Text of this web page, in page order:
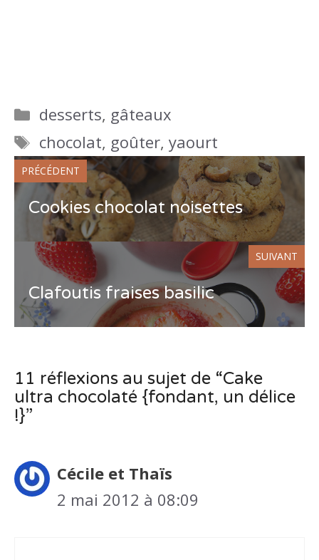
Catégories
desserts, gâteaux
Étiquettes
chocolat, goûter,yaourt
PRÉCÉDENT
Cookies chocolat noisettes
SUIVANT
Clafoutis fraises basilic
11 réflexions au sujet de “Cake
ultra chocolaté {fondant, un délice
!}”
Cécile et Thaïs
2 mai 2012 à 08:09